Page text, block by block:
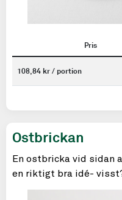
Pris
108,84 kr / portion
Ostbrickan
En ostbricka vid sidan
en riktigt bra idé-